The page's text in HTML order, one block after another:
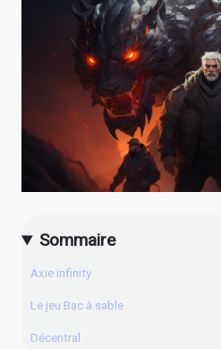
Sommaire
Axie infinity
Le jeu Bac à sable
Décentral